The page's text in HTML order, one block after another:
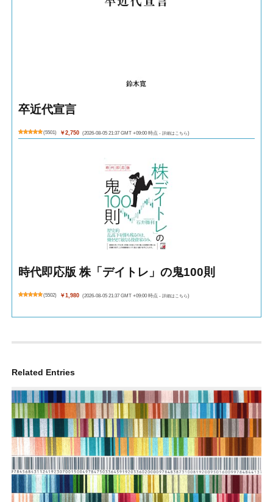
卒近代宣言
(5501) ￥2,750 (2026-08-05 21:37 GMT +09:00 時点 - 詳細はこちら)
時代即応版 株「デイトレ」の鬼100則
(5502) ￥1,980 (2026-08-05 21:37 GMT +09:00 時点 - 詳細はこちら)
Related Entries